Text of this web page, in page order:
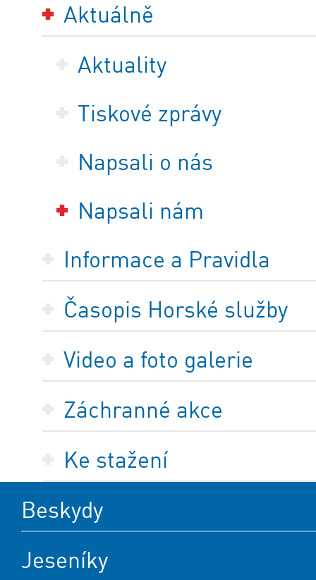
Aktuálně
Aktuality
Tiskové zprávy
Napsali o nás
Napsali nám
Informace a Pravidla
Časopis Horské služby
Video a foto galerie
Záchranné akce
Ke stažení
Beskydy
Jeseníky